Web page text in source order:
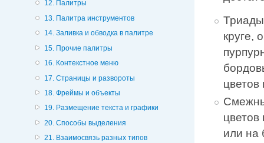
12. Палитры
13. Палитра инструментов
14. Заливка и обводка в палитре
15. Прочие палитры
16. Контекстное меню
17. Страницы и развороты
18. Фреймы и объекты
19. Размещение текста и графики
20. Способы выделения
21. Взаимосвязь разных типов
круге,
цветов
цветов
или на